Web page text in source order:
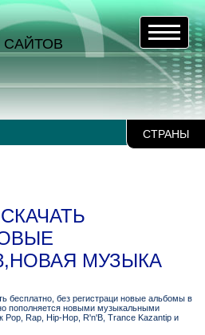
СТРАНЫ
САЙТОВ
СКАЧАТЬ
МУЗЫКА
бесплатно, без регистраци новые альбомы в
пополняется новыми музыкальными
Pop, Rap, Hip-Hop, R'n'B, Trance Kazantip и